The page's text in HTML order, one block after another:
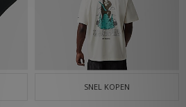
SNEL KOPEN